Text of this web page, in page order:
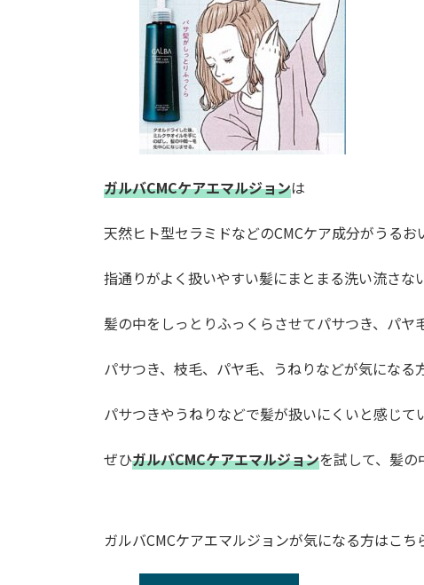
ガルバCMCケアエマルジョンは
天然ヒト型セラミドなどのCMCケア成分がうるお
指通りがよく扱いやすい髪にまとまる洗い流さな
髪の中をしっとりふっくらさせてパサつき、パヤ
パサつき、枝毛、パヤ毛、うねりなどが気になる
パサつきやうねりなどで髪が扱いにくいと感じて
ぜひガルバCMCケアエマルジョンを試して、髪の
ガルバCMCケアエマルジョンが気になる方はこ